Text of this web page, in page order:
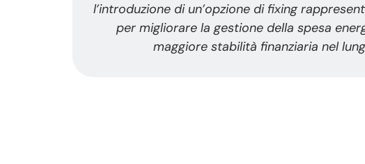
l’introduzione di un’opzione di fixing
per migliorare la gestione della spesa
maggiore stabilità finanziaria nel